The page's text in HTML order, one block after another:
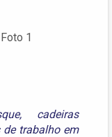
, cadeiras
de trabalho em